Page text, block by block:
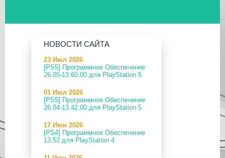
НОВОСТИ САЙТА
23 Июл 2026
[PS5] Программное Обеспечение
26.05-13.60.00 для PlayStation 5
01 Июл 2026
[PS5] Программное Обеспечение
26.04-13.42.00 для PlayStation 5
17 Июн 2026
[PS4] Программное Обеспечение
13.52 для PlayStation 4